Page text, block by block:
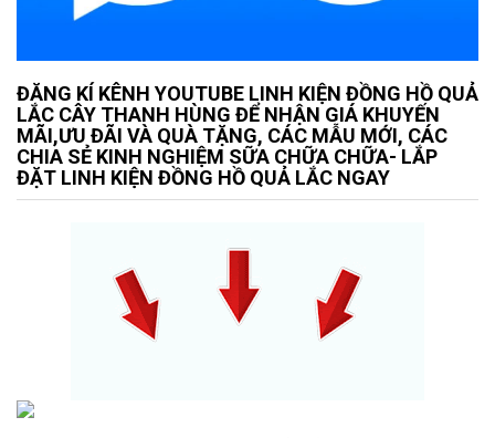
ĐĂNG KÍ KÊNH YOUTUBE LINH KIỆN ĐỒNG HỒ QUẢ
LẮC CÂY THANH HÙNG ĐỂ NHẬN GIÁ KHUYẾN
MÃI,ƯU ĐÃI VÀ QUÀ TẶNG, CÁC MẪU MỚI, CÁC
CHIA SẺ KINH NGHIỆM SỮA CHỮA CHỮA- LẮP
ĐẶT LINH KIỆN ĐỒNG HỒ QUẢ LẮC NGAY